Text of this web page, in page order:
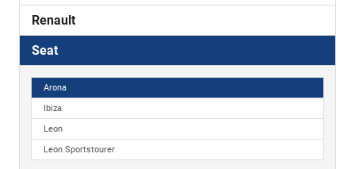
Renault
Seat
Arona
Ibiza
Leon
Leon Sportstourer